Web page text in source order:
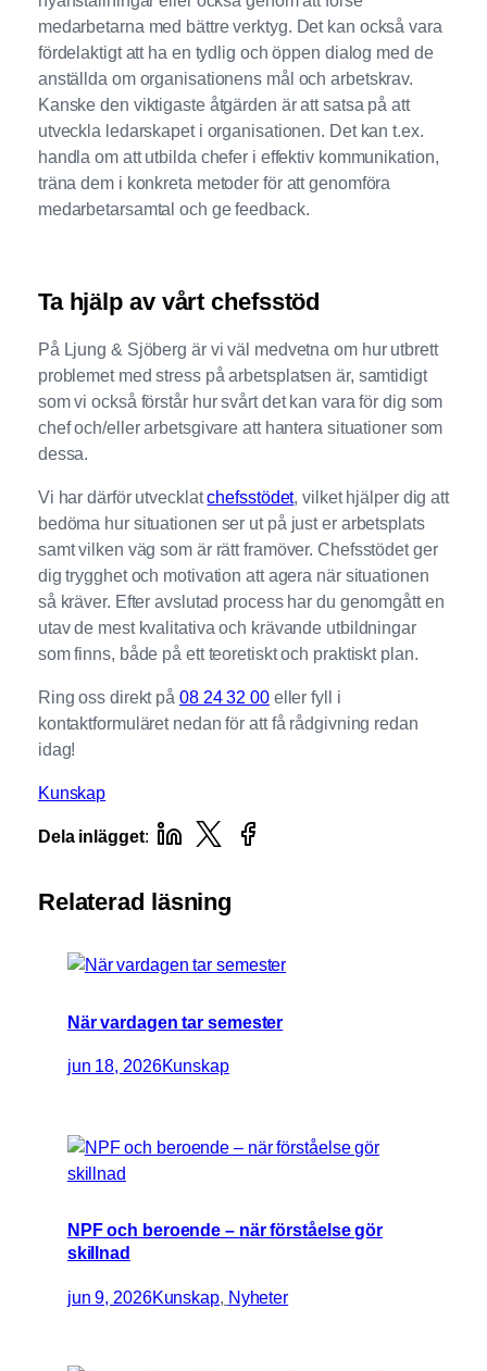
medarbetarna med bättre verktyg. Det kan också vara
fördelaktigt att ha en tydlig och öppen dialog med de
anställda om organisationens mål och arbetskrav.
Kanske den viktigaste åtgärden är att satsa på att
utveckla ledarskapet i organisationen. Det kan t.ex.
handla om att utbilda chefer i effektiv kommunikation,
träna dem i konkreta metoder för att genomföra
medarbetarsamtal och ge feedback.
Ta hjälp av vårt chefsstöd
På Ljung & Sjöberg är vi väl medvetna om hur utbrett
problemet med stress på arbetsplatsen är, samtidigt
som vi också förstår hur svårt det kan vara för dig som
chef och/eller arbetsgivare att hantera situationer som
dessa.
Vi har därför utvecklatchefsstödet, vilket hjälper dig att
bedöma hur situationen ser ut på just er arbetsplats
samt vilken väg som är rätt framöver. Chefsstödet ger
dig trygghet och motivation att agera när situationen
så kräver. Efter avslutad process har du genomgått en
utav de mest kvalitativa och krävande utbildningar
som finns, både på ett teoretiskt och praktiskt plan.
Ring oss direkt på 08 24 32 00eller fyll i
kontaktformuläret nedan för att få rådgivning redan
idag!
Kunskap
Dela inlägget:
Relaterad läsning
När vardagen tar semester
jun 18, 2026Kunskap
NPF och beroende – när förståelse gör
skillnad
jun 9, 2026Kunskap, Nyheter